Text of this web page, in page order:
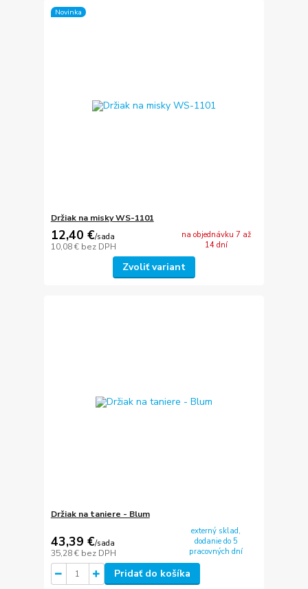
Novinka
Držiak na misky WS-1101
12,40 €/sada
10,08 € bez DPH
na objednávku 7 až
14 dní
Zvoliť variant
Držiak na taniere - Blum
43,39 €/sada
35,28 € bez DPH
externý sklad,
dodanie do 5
pracovných dní
Pridať do košíka